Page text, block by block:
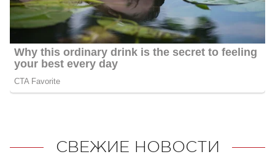
СВЕЖИЕ НОВОСТИ